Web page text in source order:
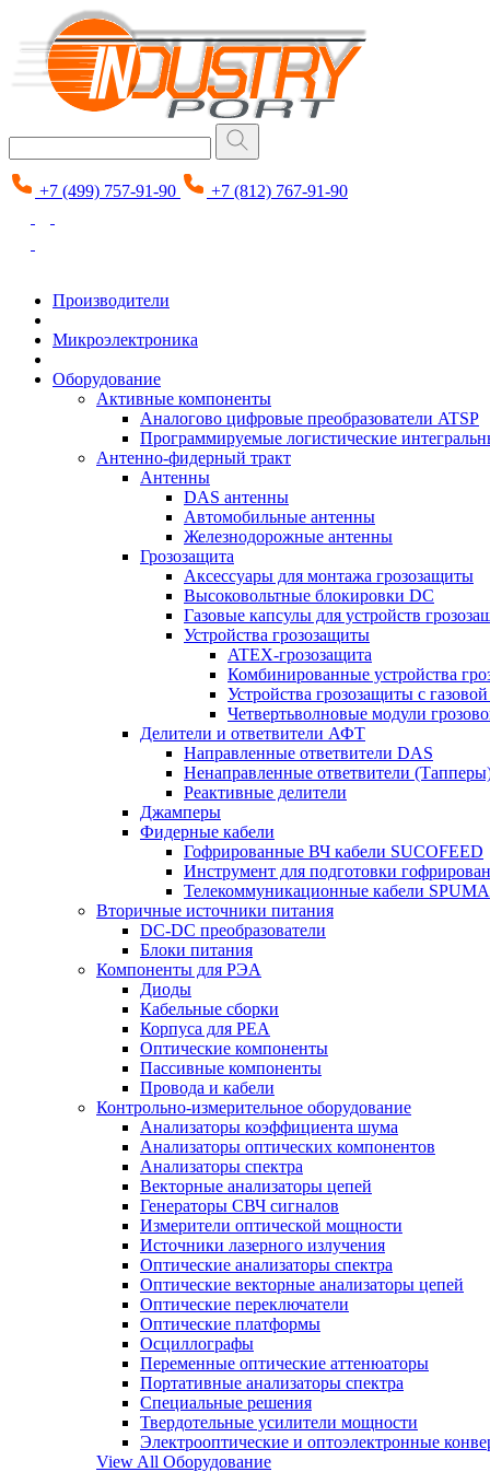
+7 (499) 757-91-90 +7 (812) 767-91-90
Производители
Микроэлектроника
Оборудование
Активные компоненты
Аналогово цифровые преобразователи ATSP
Программируемые логистические
Антенно-фидерный тракт
Антенны
DAS антенны
Автомобильные антенны
Железнодорожные антенны
Грозозащита
Аксессуары для монтажа грозозащиты
Высоковольтные блокировки DC
Газовые капсулы для устройств
Устройства грозозащиты
ATEX-грозозащита
Комбинированные устройства
Устройства грозозащиты с
Четвертьволновые модули
Делители и ответвители АФТ
Направленные ответвители DAS
Ненаправленные ответвители
Реактивные делители
Джамперы
Фидерные кабели
Гофрированные ВЧ кабели SUCOFEED
Инструмент для подготовки
Телекоммуникационные кабели SPUMA
Вторичные источники питания
DC-DC преобразователи
Блоки питания
Компоненты для РЭА
Диоды
Кабельные сборки
Корпуса для РЕА
Оптические компоненты
Пассивные компоненты
Провода и кабели
Контрольно-измерительное оборудование
Анализаторы коэффициента шума
Анализаторы оптических компонентов
Анализаторы спектра
Векторные анализаторы цепей
Генераторы СВЧ сигналов
Измерители оптической мощности
Источники лазерного излучения
Оптические анализаторы спектра
Оптические векторные анализаторы цепей
Оптические переключатели
Оптические платформы
Осциллографы
Переменные оптические аттенюаторы
Портативные анализаторы спектра
Специальные решения
Твердотельные усилители мощности
Электрооптические и оптоэлектронные
View All Оборудование